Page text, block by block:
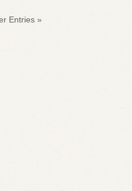
« Older Entries